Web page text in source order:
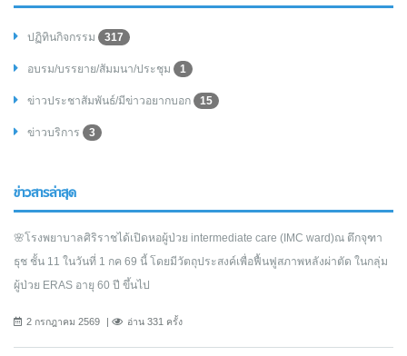
ปฏิทินกิจกรรม 317
อบรม/บรรยาย/สัมมนา/ประชุม 1
ข่าวประชาสัมพันธ์/มีข่าวอยากบอก 15
ข่าวบริการ 3
ข่าวสารล่าสุด
🌸โรงพยาบาลศิริราชได้เปิดหอผู้ป่วย intermediate care (IMC ward)ณ ตึกจุฑา
ธุช ชั้น 11 ในวันที่ 1 กค 69 นี้ โดยมีวัตถุประสงค์เพื่อฟื้นฟูสภาพหลังผ่าตัด ในกลุ่ม
ผู้ป่วย ERAS อายุ 60 ปี ขึ้นไป
2 กรกฎาคม 2569 อ่าน 331 ครั้ง